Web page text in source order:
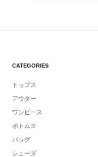
CATEGORIES
トップス
アウター
ワンピース
ボトムス
バッグ
シューズ